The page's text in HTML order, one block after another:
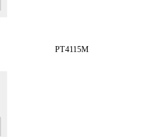
PT4115M